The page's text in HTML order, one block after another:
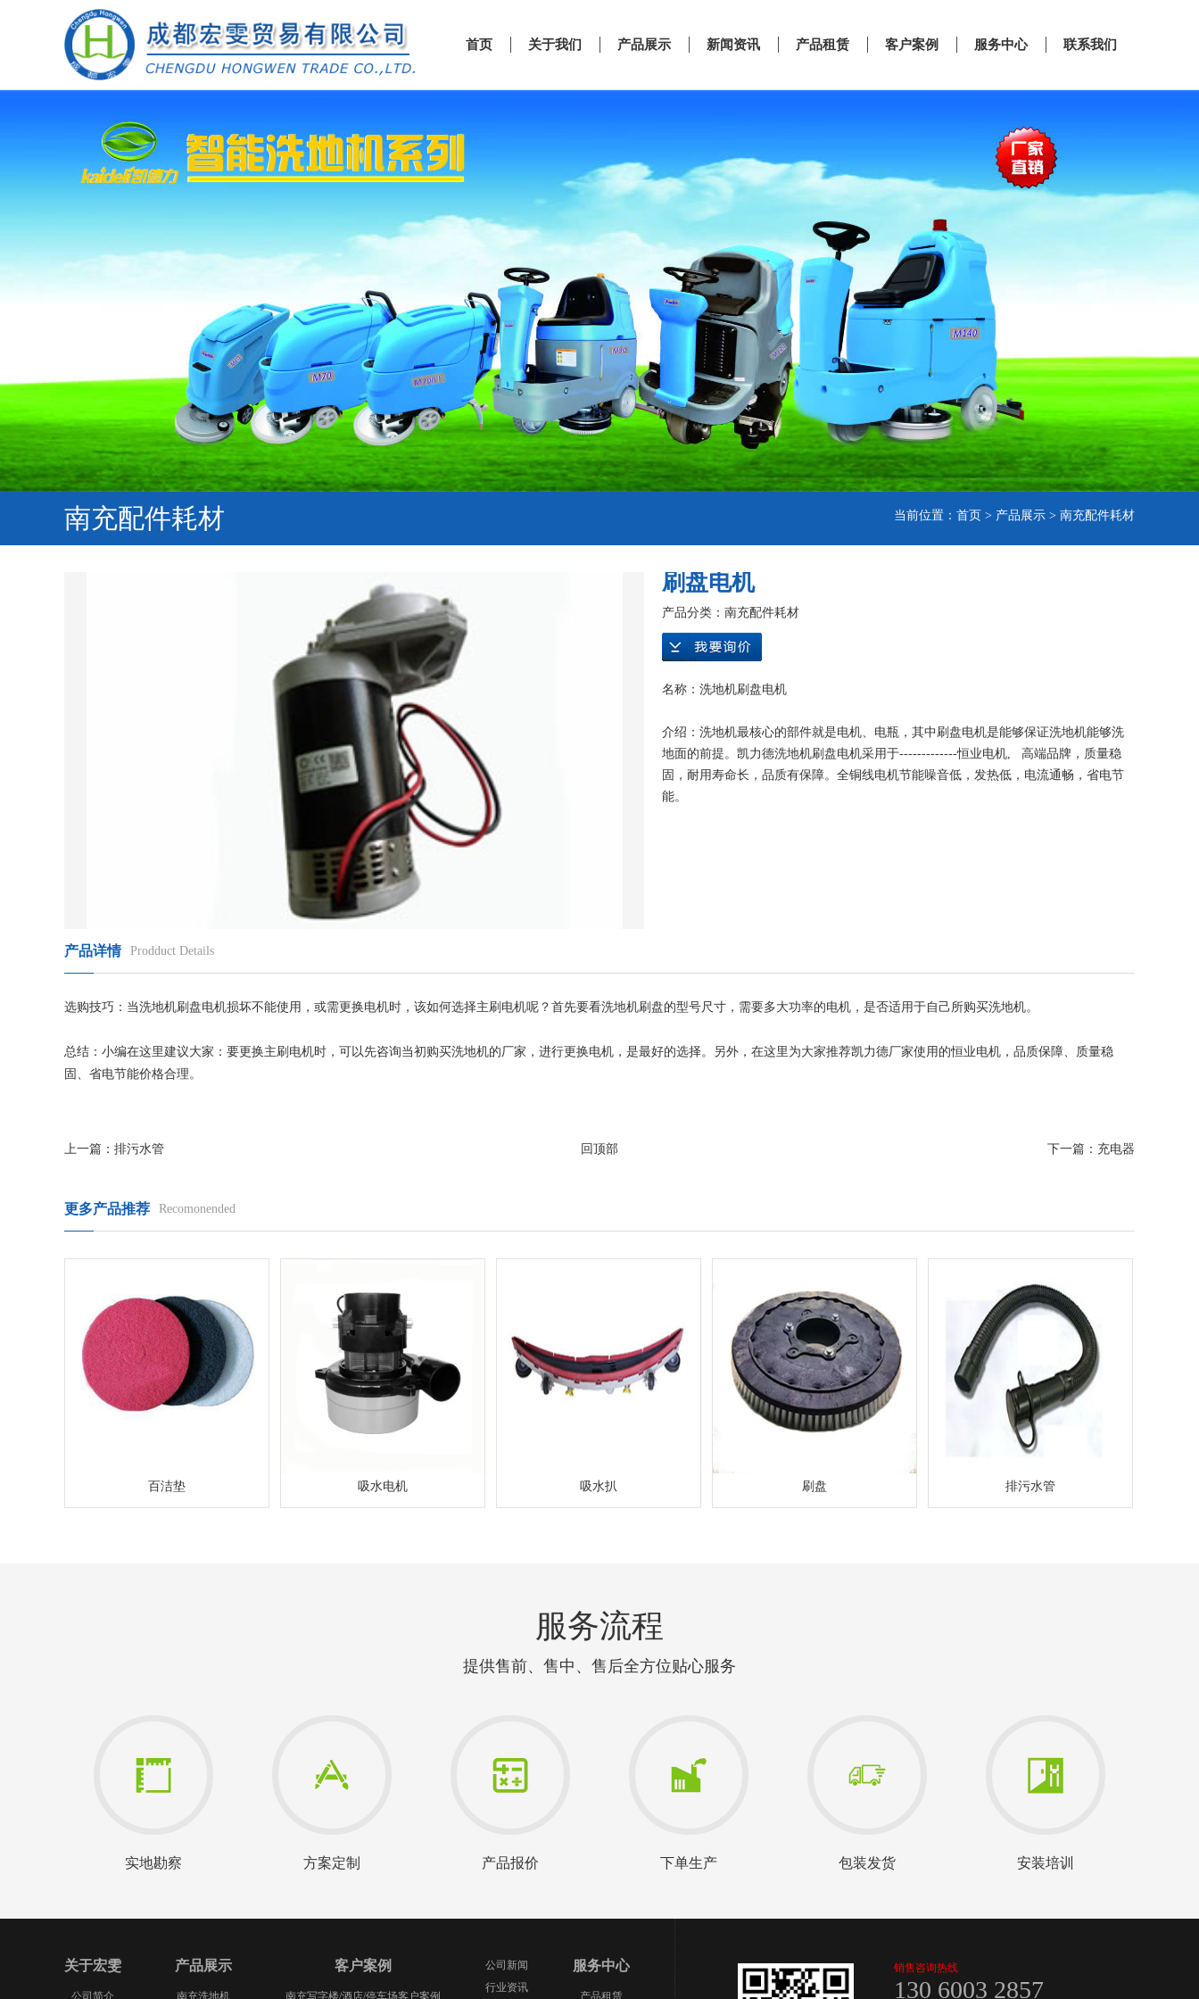
首页 关于我们 产品展示 新闻资讯 产品租赁 客户案例 服务中心 联系我们
南充配件耗材 当前位置： 首页 > 产品展示 > 南充配件耗材
刷盘电机
产品分类： 南充配件耗材
要询价
名称：洗地机刷盘电机
介绍：洗地机最核心的部件就是电机、电瓶，其中刷盘电机是能够保证洗地机能够洗
地面的前提。凯力德洗地机刷盘电机采用于-------------恒业电机, 高端品牌，质量稳
固，耐用寿命长，品质有保障。全铜线电机节能噪音低，发热低，电流通畅，省电节
能。
产品详情 Prodduct Details
选购技巧：当洗地机刷盘电机损坏不能使用，或需更换电机时，该如何选择主刷电机呢？首先要看洗地机刷盘的型号尺寸，需要多大功率的电机，是否适用于自己所购买洗地机。
总结：小编在这里建议大家：要更换主刷电机时，可以先咨询当初购买洗地机的厂家，进行更换电机，是最好的选择。另外，在这里为大家推荐凯力德厂家使用的恒业电机，品质保障、质量稳
固、省电节能价格合理。
上一篇： 排污水管 回顶部 下一篇： 充电器
更多产品推荐 Recomonended
百洁垫 吸水电机 吸水扒 刷盘 排污水管
服务流程
提供售前、售中、售后全方位贴心服务
实地勘察 方案定制 产品报价 下单生产 包装发货 安装培训
关于宏雯
公司简介
产品展示
南充洗地机
客户案例
南充写字楼/酒店/停车场客户案例
公司新闻
行业资讯
服务中心
产品租赁
销售咨询热线
130 6003 2857